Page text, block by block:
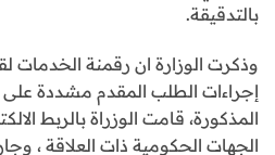
بالتدقيقة.
وذكرت الوزارة ان رقمنة الخدمات
إجراءات الطلب المقدم مشددة على
المذكورة، قامت الوزراة بالربط
الجهات الحكومية ذات العلاقة ،